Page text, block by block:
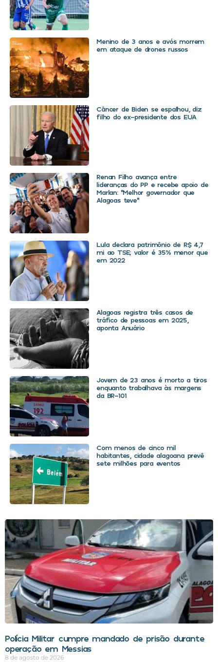
Menino de 3 anos e avós morrem
em ataque de drones russos
Câncer de Biden se espalhou, diz
filho do ex-presidente dos EUA
Renan Filho avança entre
lideranças do PP e recebe apoio de
Marlan: “Melhor governador que
Alagoas teve”
Lula declara patrimônio de R$ 4,7
mi ao TSE; valor é 35% menor que
em 2022
Alagoas registra três casos de
tráfico de pessoas em 2025,
aponta Anuário
Jovem de 23 anos é morto a tiros
enquanto trabalhava às margens
da BR-101
Com menos de cinco mil
habitantes, cidade alagoana prevê
sete milhões para eventos
Polícia Militar cumpre mandado de prisão durante
operação em Messias
8 de agosto de 2026